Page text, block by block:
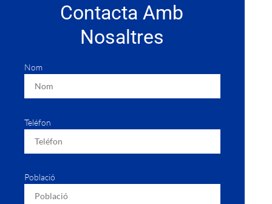
Contacta Amb
Nosaltres
Nom
Teléfon
Població